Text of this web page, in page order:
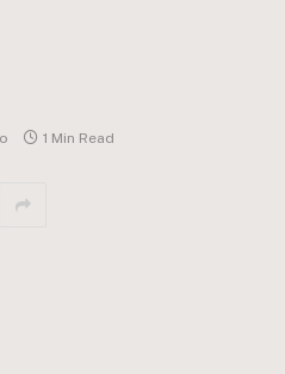
1 Min Read